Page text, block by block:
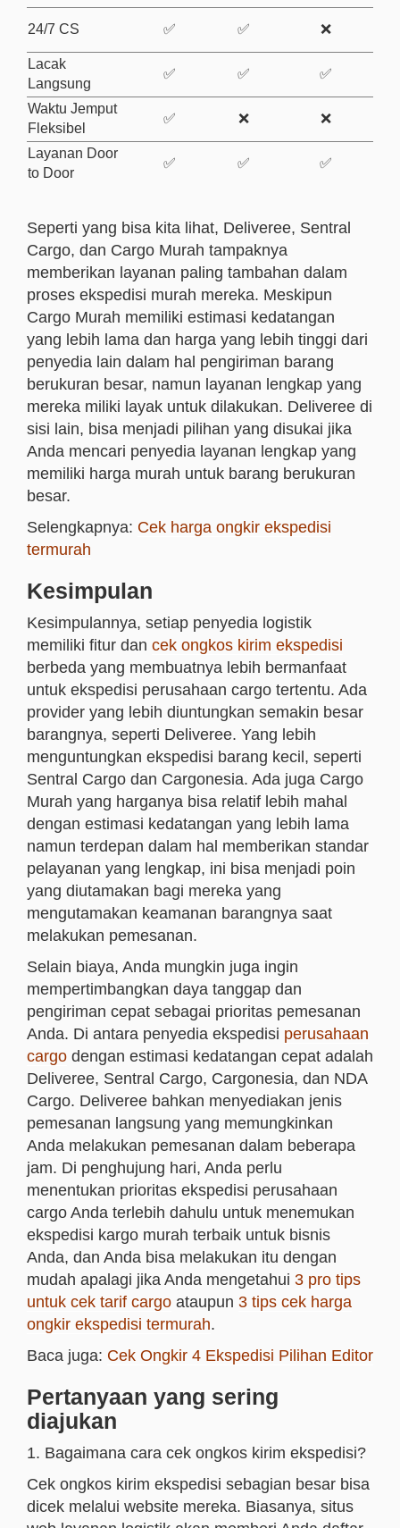
24/7 CS ✅ ✅ ❌
Lacak
Langsung
✅ ✅ ✅
Waktu Jemput
Fleksibel
✅ ❌ ❌
Layanan Door
to Door
✅ ✅ ✅
Seperti yang bisa kita lihat, Deliveree, Sentral
Cargo, dan Cargo Murah tampaknya
memberikan layanan paling tambahan dalam
proses ekspedisi murah mereka. Meskipun
Cargo Murah memiliki estimasi kedatangan
yang lebih lama dan harga yang lebih tinggi dari
penyedia lain dalam hal pengiriman barang
berukuran besar, namun layanan lengkap yang
mereka miliki layak untuk dilakukan. Deliveree di
sisi lain, bisa menjadi pilihan yang disukai jika
Anda mencari penyedia layanan lengkap yang
memiliki harga murah untuk barang berukuran
besar.
Selengkapnya: Cek harga ongkir ekspedisi
termurah
Kesimpulan
Kesimpulannya, setiap penyedia logistik
memiliki fitur dan cek ongkos kirim ekspedisi
berbeda yang membuatnya lebih bermanfaat
untuk ekspedisi perusahaan cargo tertentu. Ada
provider yang lebih diuntungkan semakin besar
barangnya, seperti Deliveree. Yang lebih
menguntungkan ekspedisi barang kecil, seperti
Sentral Cargo dan Cargonesia. Ada juga Cargo
Murah yang harganya bisa relatif lebih mahal
dengan estimasi kedatangan yang lebih lama
namun terdepan dalam hal memberikan standar
pelayanan yang lengkap, ini bisa menjadi poin
yang diutamakan bagi mereka yang
mengutamakan keamanan barangnya saat
melakukan pemesanan.
Selain biaya, Anda mungkin juga ingin
mempertimbangkan daya tanggap dan
pengiriman cepat sebagai prioritas pemesanan
Anda. Di antara penyedia ekspedisi perusahaan
cargo dengan estimasi kedatangan cepat adalah
Deliveree, Sentral Cargo, Cargonesia, dan NDA
Cargo. Deliveree bahkan menyediakan jenis
pemesanan langsung yang memungkinkan
Anda melakukan pemesanan dalam beberapa
jam. Di penghujung hari, Anda perlu
menentukan prioritas ekspedisi perusahaan
cargo Anda terlebih dahulu untuk menemukan
ekspedisi kargo murah terbaik untuk bisnis
Anda, dan Anda bisa melakukan itu dengan
mudah apalagi jika Anda mengetahui 3 pro tips
untuk cek tarif cargo ataupun 3 tips cek harga
ongkir ekspedisi termurah.
Baca juga: Cek Ongkir 4 Ekspedisi Pilihan Editor
Pertanyaan yang sering
diajukan
1. Bagaimana cara cek ongkos kirim ekspedisi?
Cek ongkos kirim ekspedisi sebagian besar bisa
dicek melalui website mereka. Biasanya, situs